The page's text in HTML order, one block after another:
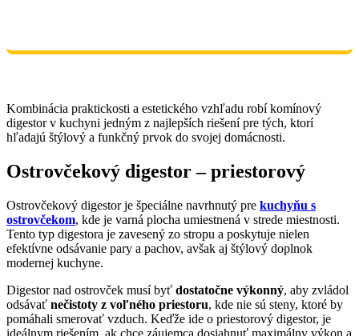
Kombinácia praktickosti a estetického vzhľadu robí komínový
digestor v kuchyni jedným z najlepších riešení pre tých, ktorí
hľadajú štýlový a funkčný prvok do svojej domácnosti.
Ostrovčekový digestor – priestorový
Ostrovčekový digestor je špeciálne navrhnutý pre kuchyňu s
ostrovčekom, kde je varná plocha umiestnená v strede miestnosti.
Tento typ digestora je zavesený zo stropu a poskytuje nielen
efektívne odsávanie pary a pachov, avšak aj štýlový doplnok
modernej kuchyne.
Digestor nad ostrovček musí byť dostatočne výkonný, aby zvládol
odsávať nečistoty z voľného priestoru, kde nie sú steny, ktoré by
pomáhali smerovať vzduch. Keďže ide o priestorový digestor, je